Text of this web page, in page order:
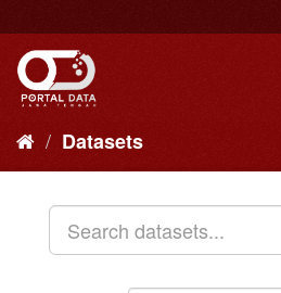
to
content
Datasets